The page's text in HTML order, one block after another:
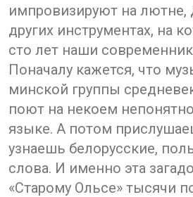
импровизируют на лютне,
других инструментах, на
сто лет наши
Поначалу кажется, что
минской группы
поют на некоем
языке. А потом
узнаешь белорусские,
слова. И именно эта
«Старому Ольсе» тысячи